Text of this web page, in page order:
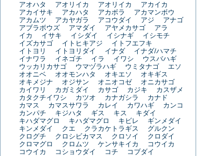
アオハタ アオリイカ アオリイカ
アカイカ
アカイサキ
アカハタ アカボラ
アカマンボウ
アカムツ
アカヤガラ アコウダイ アジ
アナゴ
アブラボウズ
アマダイ アヤメカサゴ
アラ
イカ
イサキ イシダイ イシナギ
イシモチ
イズカサゴ
イトヒキアジ
イトフエフキ
イトヨリ
イトヨリダイ イナダ
イナダ/ハマチ
イナワラ
イネゴチ イラ イワシ
ウスバハギ
ウッカリカサゴ
ウマヅラハギ ウミタナゴ
エソ
オオニベ
オオモンハタ オキエソ
オキギス
オキメジナ
オジサン オニオコゼ
オニカサゴ
カイワリ
カガミダイ カサゴ カジキ
カスザメ
カタクチイワシ
カツオ カナガシラ
カナド
カマス
カマスサワラ カレイ カワハギ
カンコ
カンパチ
キジハタ ギス キス
キダイ
キハダマグロ
キハダマグロ キビレ
ギンメダイ
キンメダイ
クエ クラカケトラギス
グルクン
クログチ
クロシビカマス クロソイ
クロダイ
クロマグロ
クロムツ ケンサキイカ
コウイカ
コウイカ
コショウダイ コチ
コブダイ